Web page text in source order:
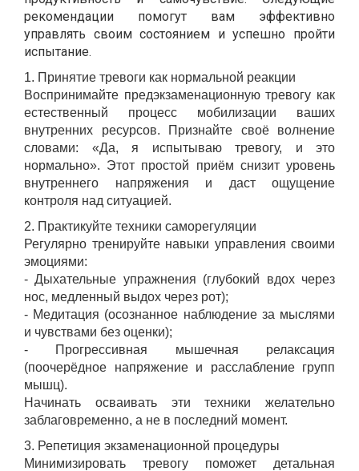
рекомендации помогут вам эффективно
управлять своим состоянием и успешно пройти
испытание.
1. Принятие тревоги как нормальной реакции
Воспринимайте предэкзаменационную тревогу как
естественный процесс мобилизации ваших
внутренних ресурсов. Признайте своё волнение
словами: «Да, я испытываю тревогу, и это
нормально». Этот простой приём снизит уровень
внутреннего напряжения и даст ощущение
контроля над ситуацией.
2. Практикуйте техники саморегуляции
Регулярно тренируйте навыки управления своими
эмоциями:
- Дыхательные упражнения (глубокий вдох через
нос, медленный выдох через рот);
- Медитация (осознанное наблюдение за мыслями
и чувствами без оценки);
- Прогрессивная мышечная релаксация
(поочерёдное напряжение и расслабление групп
мышц).
Начинать осваивать эти техники желательно
заблаговременно, а не в последний момент.
3. Репетиция экзаменационной процедуры
Минимизировать тревогу поможет детальная